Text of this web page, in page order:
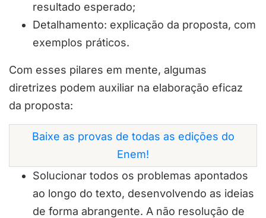
resultado esperado;
Detalhamento: explicação da proposta, com
exemplos práticos.
Com esses pilares em mente, algumas
diretrizes podem auxiliar na elaboração eficaz
da proposta:
Baixe as provas de todas as edições do
Enem!
Solucionar todos os problemas apontados
ao longo do texto, desenvolvendo as ideias
de forma abrangente. A não resolução de